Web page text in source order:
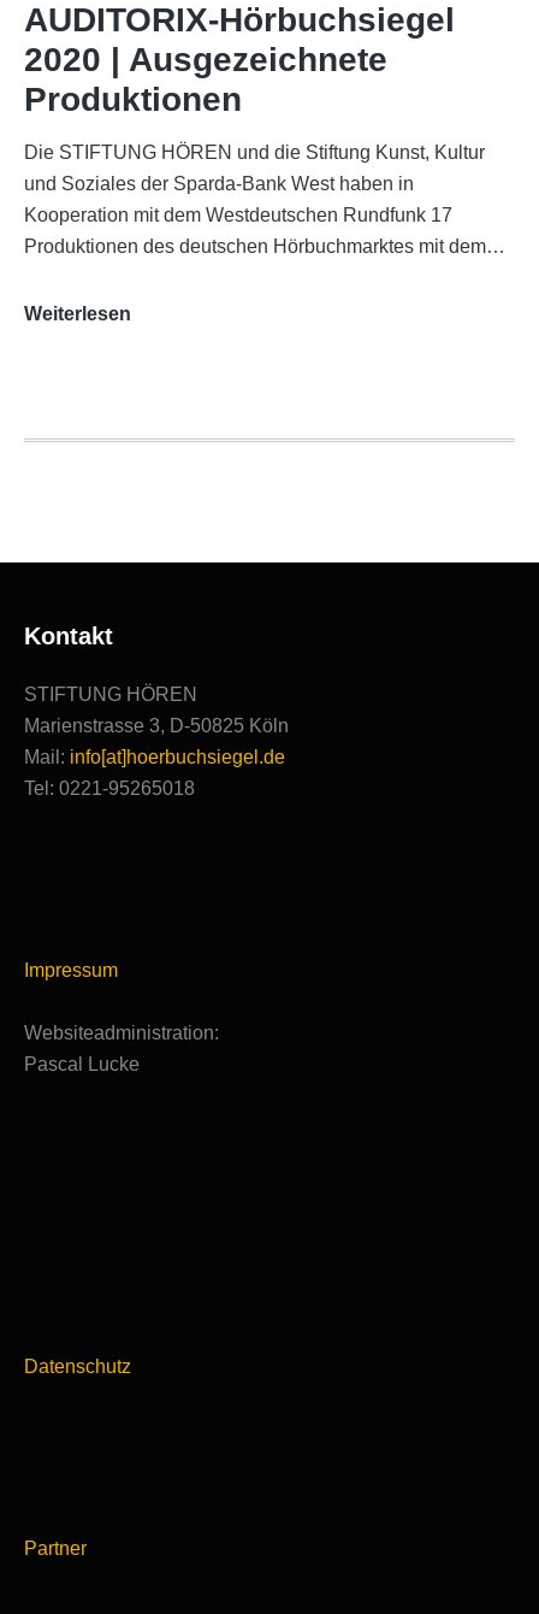
Funkhaus
Köln
AUDITORIX-Hörbuchsiegel
2020 | Ausgezeichnete
Produktionen
Die STIFTUNG HÖREN und die Stiftung Kunst, Kultur
und Soziales der Sparda-Bank West haben in
Kooperation mit dem Westdeutschen Rundfunk 17
Produktionen des deutschen Hörbuchmarktes mit dem…
Weiterlesen
Ausgezeichnete
Kontakt
STIFTUNG HÖREN
Marienstrasse 3, D-50825 Köln
Mail: info[at]hoerbuchsiegel.de
Tel: 0221-95265018
Impressum
Websiteadministration:
Pascal Lucke
Datenschutz
Partner